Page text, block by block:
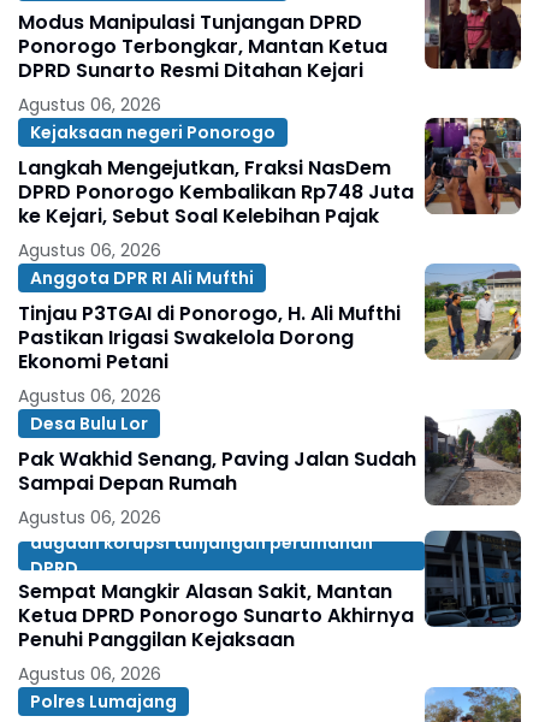
Modus Manipulasi Tunjangan DPRD
Ponorogo Terbongkar, Mantan Ketua
DPRD Sunarto Resmi Ditahan Kejari
Agustus 06, 2026
Kejaksaan negeri Ponorogo
Langkah Mengejutkan, Fraksi NasDem
DPRD Ponorogo Kembalikan Rp748 Juta
ke Kejari, Sebut Soal Kelebihan Pajak
Agustus 06, 2026
Anggota DPR RI Ali Mufthi
Tinjau P3TGAI di Ponorogo, H. Ali Mufthi
Pastikan Irigasi Swakelola Dorong
Ekonomi Petani
Agustus 06, 2026
Desa Bulu Lor
Pak Wakhid Senang, Paving Jalan Sudah
Sampai Depan Rumah
Agustus 06, 2026
dugaan korupsi tunjangan perumahan
DPRD
Sempat Mangkir Alasan Sakit, Mantan
Ketua DPRD Ponorogo Sunarto Akhirnya
Penuhi Panggilan Kejaksaan
Agustus 06, 2026
Polres Lumajang